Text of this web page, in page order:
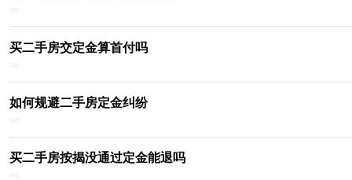
买二手房交定金算首付吗
如何规避二手房定金纠纷
买二手房按揭没通过定金能退吗